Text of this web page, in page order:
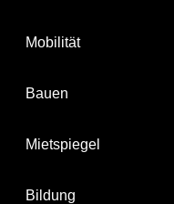
Mobilität
Bauen
Mietspiegel
Bildung